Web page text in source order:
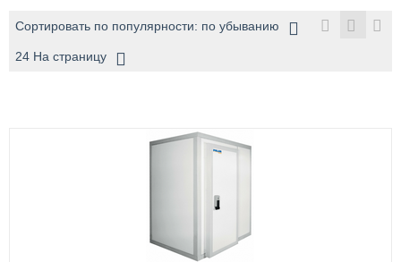
Сортировать по популярности: по убыванию
24 На страницу